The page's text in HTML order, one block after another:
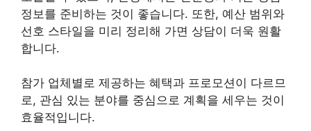
정보를 준비하는 것이 좋습니다. 또한, 예산 범위와
선호 스타일을 미리 정리해 가면 상담이 더욱 원활
합니다.
참가 업체별로 제공하는 혜택과 프로모션이 다르므
로, 관심 있는 분야를 중심으로 계획을 세우는 것이
효율적입니다.